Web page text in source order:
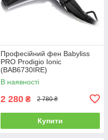
Професійний фен Babyliss
PRO Prodigio Ionic
(BAB6730IRE)
В наявності
2 280 ₴ 2 780 ₴
Купити